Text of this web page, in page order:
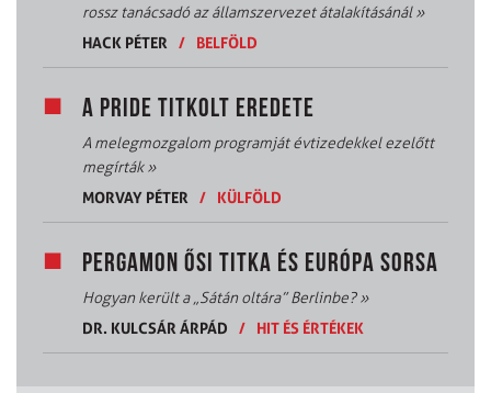
rossz tanácsadó az államszervezet átalakításánál»
HACK PÉTER
/ BELFÖLD
A PRIDE TITKOLT EREDETE
A melegmozgalom programját évtizedekkel ezelőtt
megírták»
MORVAY PÉTER
/ KÜLFÖLD
PERGAMON ŐSI TITKA ÉS EURÓPA SORSA
Hogyan került a „Sátán oltára” Berlinbe?»
DR. KULCSÁR ÁRPÁD
/ HIT ÉS ÉRTÉKEK